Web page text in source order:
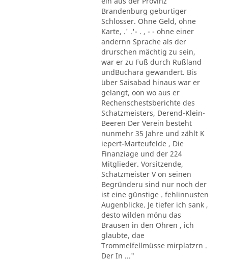
Brandenburg geburtiger
Schlosser. Ohne Geld, ohne
Karte, .' .'- . , - - ohne einer
andernn Sprache als der
drurschen mächtig zu sein,
war er zu Fuß durch Rußland
undBuchara gewandert. Bis
über Saisabad hinaus war er
gelangt, oon wo aus er
Rechenschestsberichte des
Schatzmeisters, Derend-Klein-
Beeren Der Verein besteht
nunmehr 35 Jahre und zählt K
iepert-Marteufelde , Die
Finanziage und der 224
Mitglieder. Vorsitzende,
Schatzmeister V on seinen
Begründeru sind nur noch der
ist eine günstige . fehlinnusten
Augenblicke. Je tiefer ich sank ,
desto wilden mönu das
Brausen in den Ohren , ich
glaubte, dae
Trommelfellmüsse mirplatzrn .
Der In ..."